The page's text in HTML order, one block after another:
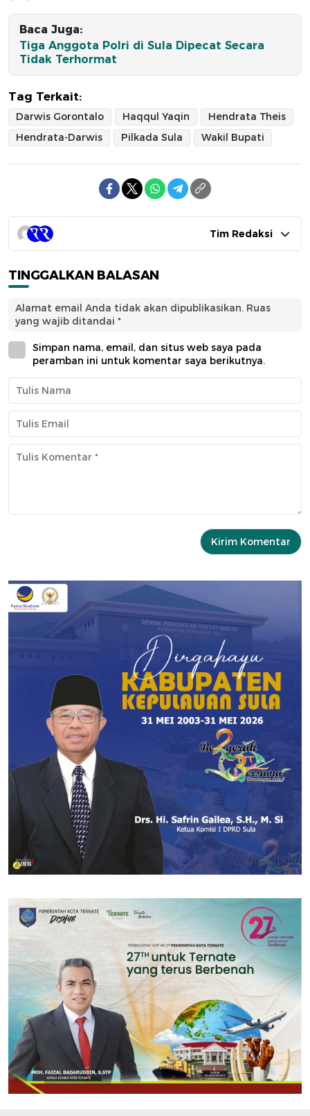
Baca Juga:
Tiga Anggota Polri di Sula Dipecat Secara
Tidak Terhormat
Tag Terkait:
Darwis Gorontalo Haqqul Yaqin
Hendrata Theis
Hendrata-Darwis
Pilkada Sula Wakil Bupati
Tim Redaksi
TINGGALKAN BALASAN
Alamat email Anda tidak akan dipublikasikan. Ruas
yang wajib ditandai *
Simpan nama, email, dan situs web saya pada
peramban ini untuk komentar saya berikutnya.